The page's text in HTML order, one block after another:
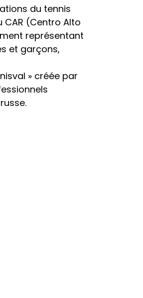
du tennis
(Centro Alto
représentant
et garçons,
» créée par